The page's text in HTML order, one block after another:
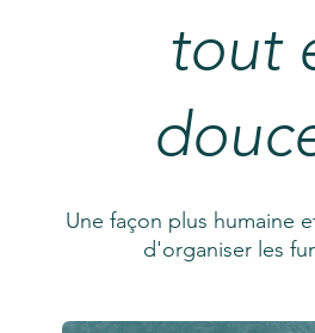
tout
Une façon plus humaine
d'organiser les